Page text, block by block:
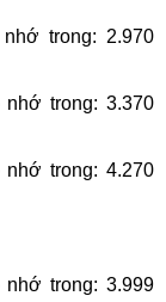
trong: 2.970
trong: 3.370
trong: 4.270
trong: 3.999